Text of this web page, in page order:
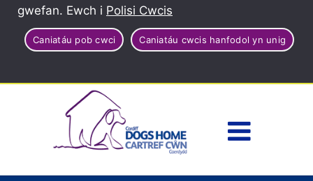
gwefan. Ewch i Polisi Cwcis
Caniatáu pob cwci Caniatáu cwcis hanfodol yn unig